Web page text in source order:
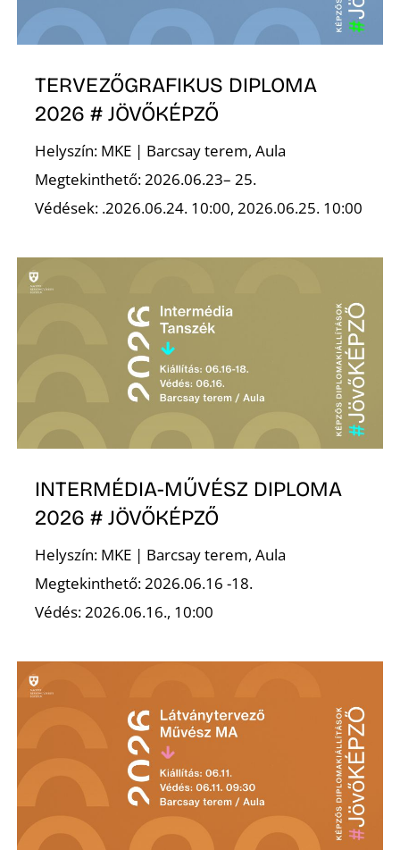
TERVEZŐGRAFIKUS DIPLOMA
2026 # JÖVŐKÉPZŐ
Helyszín: MKE | Barcsay terem, Aula
Megtekinthető: 2026.06.23– 25.
Védések: .2026.06.24. 10:00, 2026.06.25. 10:00
INTERMÉDIA-MŰVÉSZ DIPLOMA
2026 # JÖVŐKÉPZŐ
Helyszín: MKE | Barcsay terem, Aula
Megtekinthető: 2026.06.16 -18.
Védés: 2026.06.16., 10:00